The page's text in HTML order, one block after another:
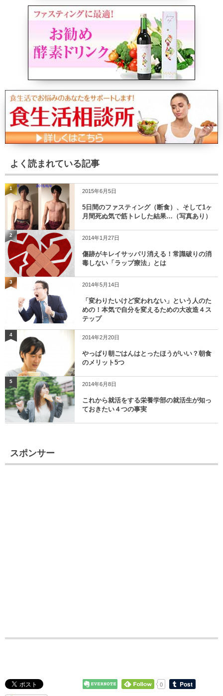
よく読まれている記事
1 2015年6月5日
5日間のファスティング（断食）、そして1ヶ
月間死ぬ気で筋トレした結果…（写真あり）
2 2014年1月27日
傷跡がキレイサッパリ消える！常識破りの消
毒しない「ラップ療法」とは
3 2014年5月14日
「変わりたいけど変われない」という人のた
めの！本気で自分を変えるための大改造４ス
テップ
4 2014年2月20日
やっぱり朝ごはんはとったほうがいい？朝食
のメリット5つ
5 2014年6月8日
これから就活をする栄養学部の就活生が知っ
ておきたい４つの事実
スポンサー
0